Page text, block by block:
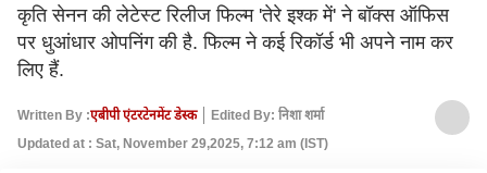
कृति सेनन की लेटेस्ट रिलीज फिल्म 'तेरे इश्क में' ने बॉक्स ऑफिस
पर धुआंधार ओपनिंग की है. फिल्म ने कई रिकॉर्ड भी अपने नाम कर
लिए हैं.
Written By :एबीपी एंटरटेनमेंट डेस्क
Edited By: निशा शर्मा
Updated at : Sat, November 29,2025, 7:12 am (IST)